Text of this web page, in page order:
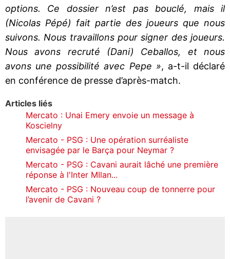
options. Ce dossier n’est pas bouclé, mais il
(Nicolas Pépé) fait partie des joueurs que nous
suivons. Nous travaillons pour signer des joueurs.
Nous avons recruté (Dani) Ceballos, et nous
avons une possibilité avec Pepe », a-t-il déclaré
en conférence de presse d’après-match.
Articles liés
Mercato : Unai Emery envoie un message à
Koscielny
Mercato - PSG : Une opération surréaliste
envisagée par le Barça pour Neymar ?
Mercato - PSG : Cavani aurait lâché une première
réponse à l'Inter MIlan...
Mercato - PSG : Nouveau coup de tonnerre pour
l’avenir de Cavani ?